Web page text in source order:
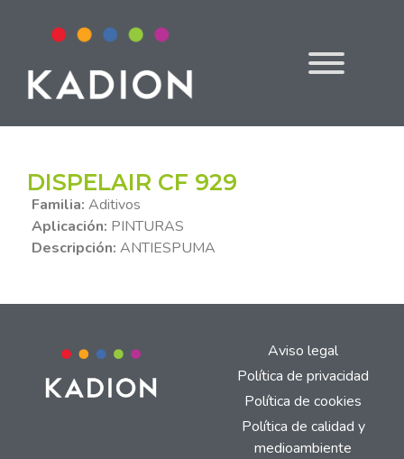
DISPELAIR CF 929
Familia: Aditivos
Aplicación: PINTURAS
Descripción: ANTIESPUMA
Aviso legal
Política de privacidad
Política de cookies
Política de calidad y
medioambiente